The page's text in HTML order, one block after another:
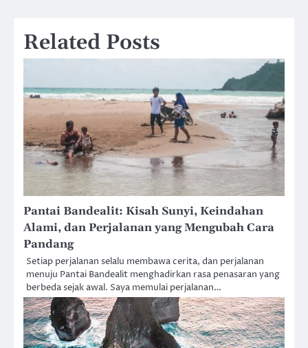
Related Posts
Pantai Bandealit: Kisah Sunyi, Keindahan
Alami, dan Perjalanan yang Mengubah Cara
Pandang
Setiap perjalanan selalu membawa cerita, dan perjalanan
menuju Pantai Bandealit menghadirkan rasa penasaran yang
berbeda sejak awal. Saya memulai perjalanan…